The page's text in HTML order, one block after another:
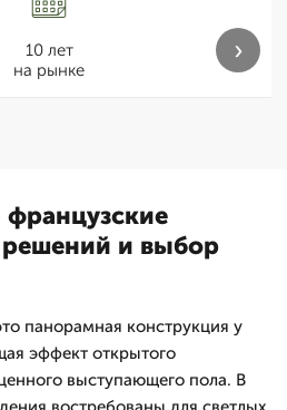
10 лет
на рынке
›
и выбор
панорамная конструкция у
эффект открытого
выступающего пола. В